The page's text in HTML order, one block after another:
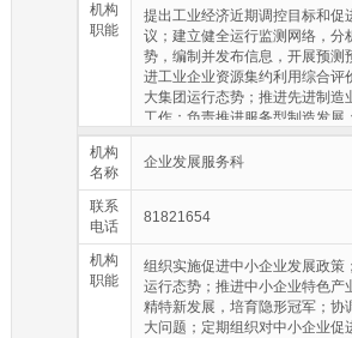
作，培育自主品牌；负责推进工
制造强市和现代产业集群建设领
作。
机构
职能
提出工业经济近期调控目标和促
议；建立健全运行监测网络，分
势，编制并发布信息，开展预测
进工业企业资源集约利用综合评
大集团运行态势；推进先进制造
工作；负责推进服务型制造发展
产保护等工作；推动行业统计体
信息化领域应急物资的生产调度
机构
名称
企业发展服务科
联系
电话
81821654
机构
职能
组织实施促进中小企业发展政策
运行态势；推进中小企业特色产
精特新发展，培育隐形冠军；协
大问题；定期组织对中小企业促